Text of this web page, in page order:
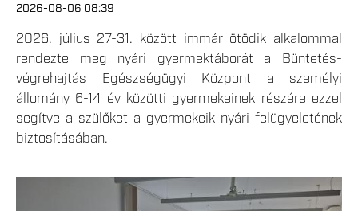
2026-08-06 08:39
2026. július 27-31. között immár ötödik alkalommal
rendezte meg nyári gyermektáborát a Büntetés-
végrehajtás Egészségügyi Központ a személyi
állomány 6-14 év közötti gyermekeinek részére ezzel
segítve a szülőket a gyermekeik nyári felügyeletének
biztosításában.